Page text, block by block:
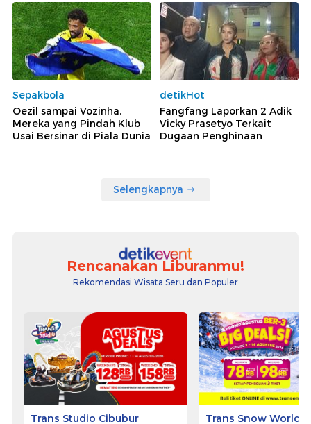
Sepakbola
Oezil sampai Vozinha,
Mereka yang Pindah Klub
Usai Bersinar di Piala Dunia
detikHot
Fangfang Laporkan 2 Adik
Vicky Prasetyo Terkait
Dugaan Penghinaan
Selengkapnya
Rencanakan Liburanmu!
Rekomendasi Wisata Seru dan Populer
Trans Studio Cibubur Trans Snow World